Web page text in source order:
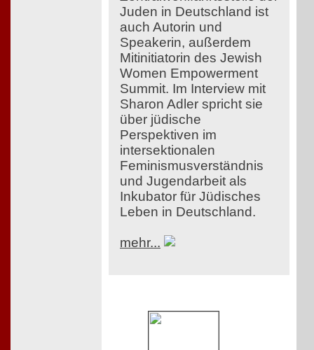
Juden in Deutschland ist
auch Autorin und
Speakerin, außerdem
Mitinitiatorin des Jewish
Women Empowerment
Summit. Im Interview mit
Sharon Adler spricht sie
über jüdische
Perspektiven im
intersektionalen
Feminismusverständnis
und Jugendarbeit als
Inkubator für Jüdisches
Leben in Deutschland.
mehr...